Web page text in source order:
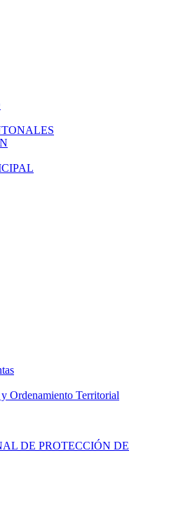
Ordenamiento Territorial
DE PROTECCIÓN DE